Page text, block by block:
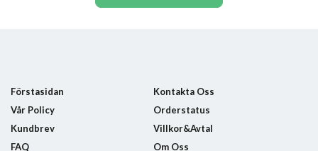
Förstasidan
Kontakta Oss
Vår Policy
Orderstatus
Kundbrev
Villkor&Avtal
FAQ
Om Oss